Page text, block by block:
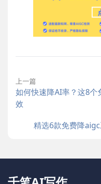
上一篇
如何快速降AI率？这8
效
精选6款免费降